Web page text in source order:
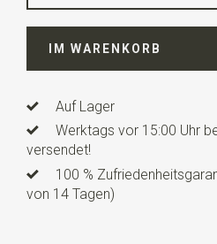
Länge 25 cm
IM WARENKORB
Auf Lager
Werktags vor 15:00 Uhr
versendet!
100 %
von 14 Tagen)